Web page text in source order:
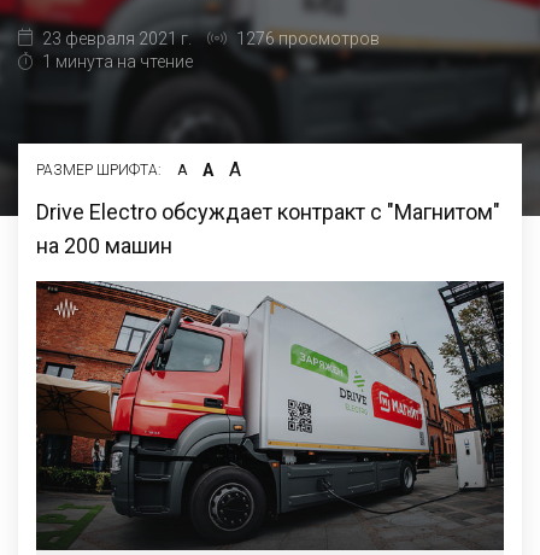
23 февраля 2021 г.
1276 просмотров
1 минута на чтение
РАЗМЕР ШРИФТА: А А А
Drive Electro обсуждает контракт с "Магнитом"
на 200 машин